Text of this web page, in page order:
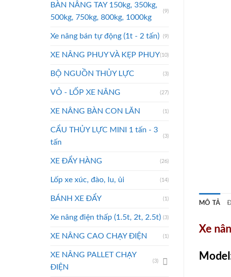
BÀN NÂNG TAY 150kg, 350kg,
500kg, 750kg, 800kg, 1000kg
(9)
Xe nâng bán tự động (1t - 2 tấn) (9)
XE NÂNG PHUY VÀ KẸP PHUY(10)
BỘ NGUỒN THỦY LỰC (3)
VỎ - LỐP XE NÂNG (27)
XE NÂNG BÀN CON LĂN (1)
CẨU THỦY LỰC MINI 1 tấn - 3
tấn
(3)
XE ĐẨY HÀNG (26)
Lốp xe xúc, đào, lu, ủi (14)
BÁNH XE ĐẨY (1)
Xe nâng điện thấp (1.5t, 2t, 2.5t) (3)
XE NÂNG CAO CHẠY ĐIỆN (1)
XE NÂNG PALLET CHẠY
ĐIỆN
(3)
MÔ TẢ
Xe